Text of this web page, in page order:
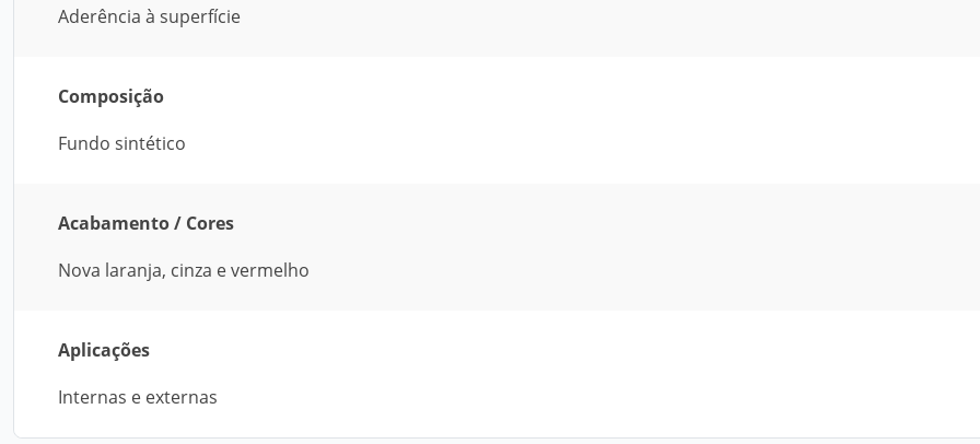
Aderência à superfície
Composição
Fundo sintético
Acabamento / Cores
Nova laranja, cinza e vermelho
Aplicações
Internas e externas